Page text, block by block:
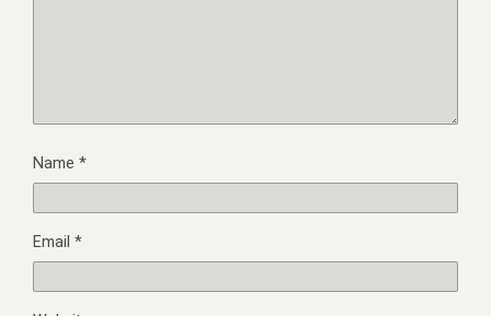
Name *
Email *